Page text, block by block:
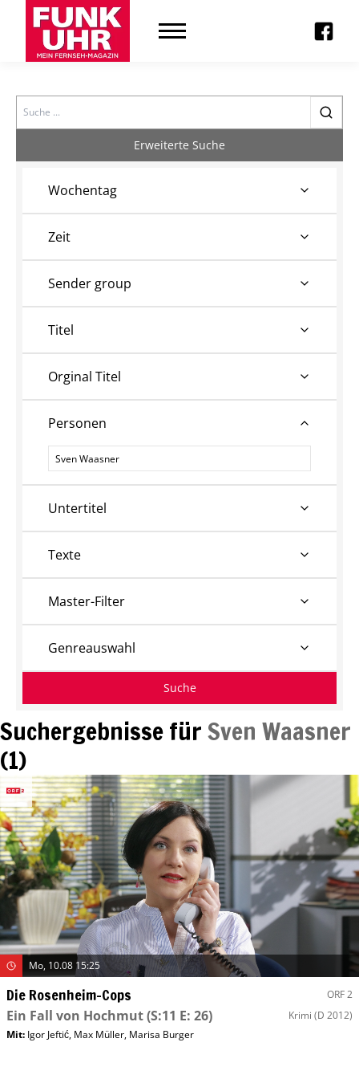
Search
Suchergebnisse fürSven Waasner
(1)
Mo, 10.08 15:25
Die Rosenheim-Cops ORF 2
Ein Fall von Hochmut(S:11 E: 26) Krimi (D 2012)
Mit: Igor Jeftić, Max Müller, Marisa Burger
Erweiterte Suche
Wochentag
Zeit
Sender group
Titel
Orginal Titel
Personen
Personen
Untertitel
Texte
Master-Filter
Genreauswahl
Suche